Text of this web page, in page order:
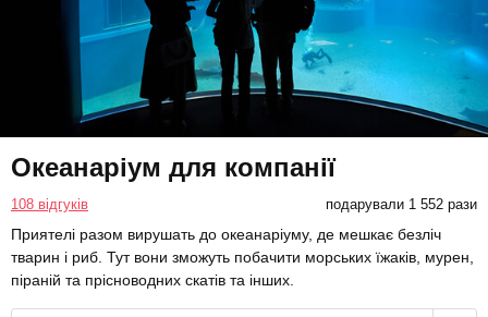
Океанаріум для компанії
108 відгуків подарували 1 552 рази
Приятелі разом вирушать до океанаріуму, де мешкає безліч
тварин і риб. Тут вони зможуть побачити морських їжаків, мурен,
піраній та прісноводних скатів та інших.